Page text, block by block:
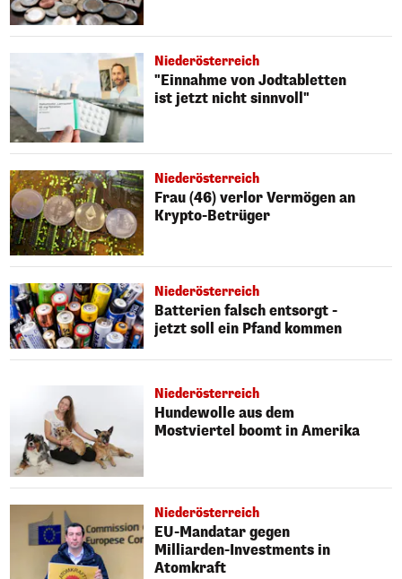
Niederösterreich
"Einnahme von Jodtabletten
ist jetzt nicht sinnvoll"
Niederösterreich
Frau (46) verlor Vermögen an
Krypto-Betrüger
Niederösterreich
Batterien falsch entsorgt -
jetzt soll ein Pfand kommen
Niederösterreich
Hundewolle aus dem
Mostviertel boomt in Amerika
Niederösterreich
EU-Mandatar gegen
Milliarden-Investments in
Atomkraft